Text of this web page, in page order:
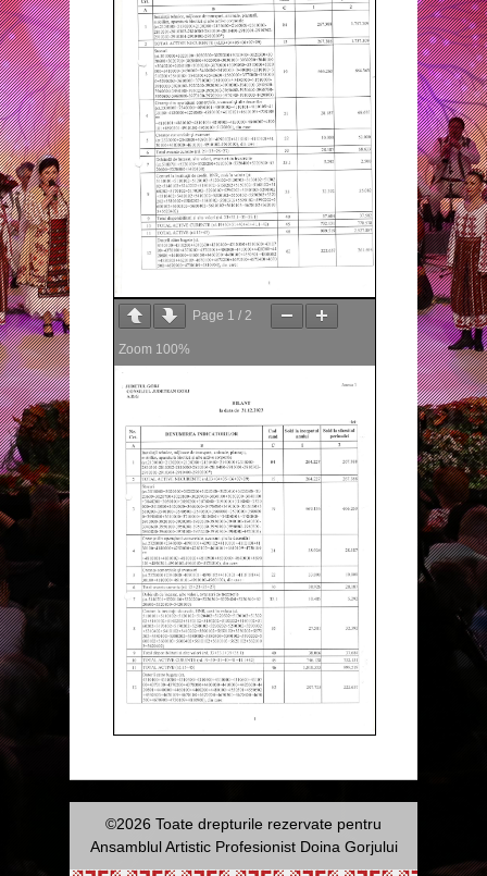
Page 1 / 2
Zoom 100%
©2026 Toate drepturile rezervate pentru
Ansamblul Artistic Profesionist Doina Gorjului